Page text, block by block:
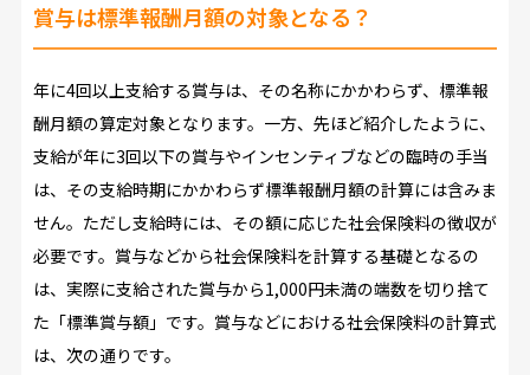
賞与は標準報酬月額の対象となる？
年に4回以上支給する賞与は、その名称にかかわらず、標準報
酬月額の算定対象となります。一方、先ほど紹介したように、
支給が年に3回以下の賞与やインセンティブなどの臨時の手当
は、その支給時期にかかわらず標準報酬月額の計算には含みま
せん。ただし支給時には、その額に応じた社会保険料の徴収が
必要です。賞与などから社会保険料を計算する基礎となるの
は、実際に支給された賞与から1,000円未満の端数を切り捨て
た「標準賞与額」です。賞与などにおける社会保険料の計算式
は、次の通りです。